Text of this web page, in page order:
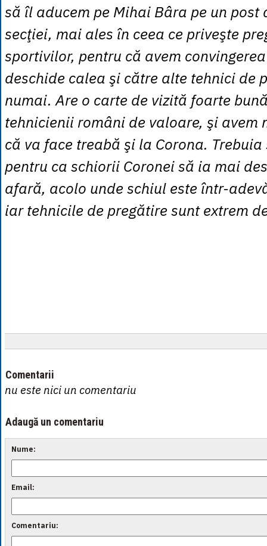
să îl aducem pe Mihai Bâra pe un post
secţiei, mai ales în ceea ce priveşte
sportivilor, pentru că avem
deschide calea şi către alte tehnici de
numai. Are o carte de vizită foarte
tehnicienii români de valoare, şi avem
că va face treabă şi la Corona.
pentru ca schiorii Coronei să ia mai
afară, acolo unde schiul este într-
iar tehnicile de pregătire sunt extrem
Comentarii
nu este nici un comentariu
Adaugă un comentariu
Nume:
Email:
Comentariu: